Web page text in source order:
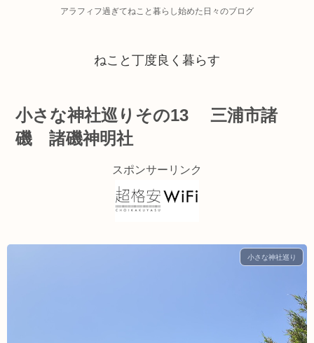
アラフィフ過ぎてねこと暮らし始めた日々のブログ
ねこと丁度良く暮らす
小さな神社巡りその13 三浦市諸
磯 諸磯神明社
スポンサーリンク
小さな神社巡り